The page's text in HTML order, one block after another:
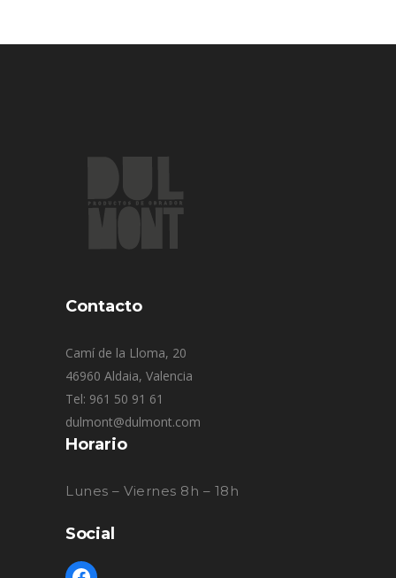
Contacto
Camí de la Lloma, 20
46960 Aldaia, Valencia
Tel: 961 50 91 61
dulmont@dulmont.com
Horario
Lunes – Viernes 8h – 18h
Social